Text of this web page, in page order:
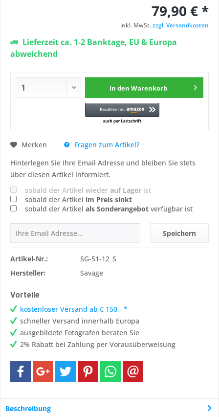
79,90 € *
inkl. MwSt.zzgl. Versandkosten
Lieferzeit ca. 1-2 Banktage, EU & Europa
abweichend
In den Warenkorb
Merken
Fragen zum Artikel?
Hinterlegen Sie Ihre Email Adresse und bleiben Sie stets
über diesen Artikel informiert.
sobald der Artikel wieder auf Lager ist
sobald der Artikel im Preis sinkt
sobald der Artikel als Sonderangebot verfügbar ist
Speichern
Artikel-Nr.:
SG-51-12_S
Hersteller:
Savage
Vorteile
kostenloser Versand ab € 150,- *
schneller Versand innerhalb Europa
ausgebildete Fotografen beraten Sie
2% Rabatt bei Zahlung per Vorausüberweisung
Beschreibung